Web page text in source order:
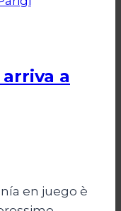
a
en juego è